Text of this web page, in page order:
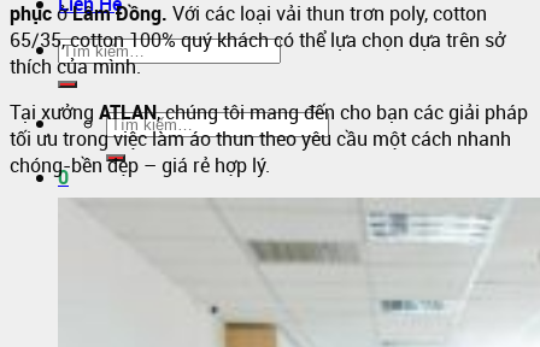
0
phụcởLâm Đồng. Với các loại vải thun trơn poly, cotton
65/35, cotton 100% quý khách có thể lựa chọn dựa trên sở
thích của mình.
Tại xưởng ATLAN, chúng tôi mang đến cho bạn các giải pháp
tối ưu trong việc làm áo thun theo yêu cầu một cách nhanh
chóng-bền đẹp – giá rẻ hợp lý.